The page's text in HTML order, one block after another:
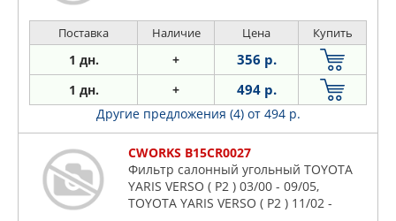
Поставка Наличие Цена Купить
1 дн. + 356 р.
1 дн. + 494 р.
Другие предложения (4) от 494 р.
CWORKS B15CR0027
Фильтр салонный угольный TOYOTA
YARIS VERSO ( P2 ) 03/00 - 09/05,
TOYOTA YARIS VERSO ( P2 ) 11/02 -